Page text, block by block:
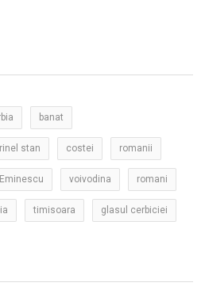
banat
stan costei romanii
Eminescu voivodina romani
timisoara glasul cerbiciei